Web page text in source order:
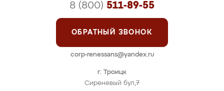
г. Троицк
Сиреневый бул,7
8 (800) 511-89-55
ОБРАТНЫЙ ЗВОНОК
corp-renessans@yandex.ru